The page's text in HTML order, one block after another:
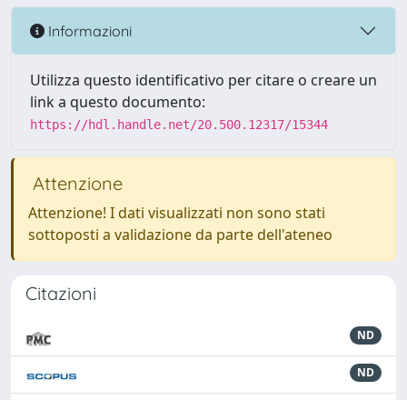
Informazioni
Utilizza questo identificativo per citare o creare un
link a questo documento:
https://hdl.handle.net/20.500.12317/15344
Attenzione
Attenzione! I dati visualizzati non sono stati
sottoposti a validazione da parte dell'ateneo
Citazioni
ND
ND